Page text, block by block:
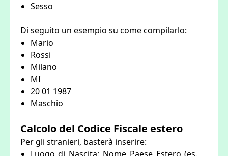
Sesso
Di seguito un esempio su come compilarlo:
Mario
Rossi
Milano
MI
20 01 1987
Maschio
Calcolo del Codice Fiscale estero
Per gli stranieri, basterà inserire: